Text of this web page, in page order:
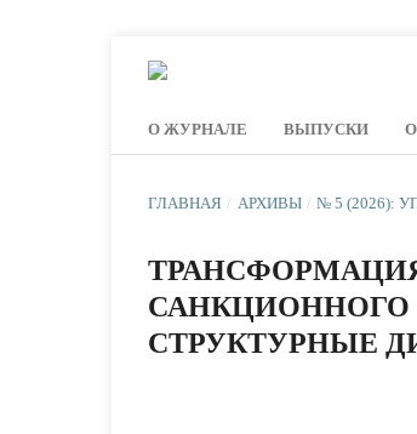
О ЖУРНАЛЕ ВЫПУСКИ
ГЛАВНАЯ / АРХИВЫ / № 5 (2026):
САНКЦИОННОГО
СТРУКТУРНЫЕ